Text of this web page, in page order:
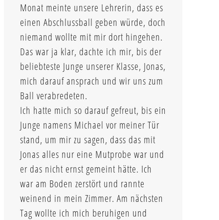
Monat meinte unsere Lehrerin, dass es
einen Abschlussball geben würde, doch
niemand wollte mit mir dort hingehen.
Das war ja klar, dachte ich mir, bis der
beliebteste Junge unserer Klasse, Jonas,
mich darauf ansprach und wir uns zum
Ball verabredeten.
Ich hatte mich so darauf gefreut, bis ein
Junge namens Michael vor meiner Tür
stand, um mir zu sagen, dass das mit
Jonas alles nur eine Mutprobe war und
er das nicht ernst gemeint hätte. Ich
war am Boden zerstört und rannte
weinend in mein Zimmer. Am nächsten
Tag wollte ich mich beruhigen und